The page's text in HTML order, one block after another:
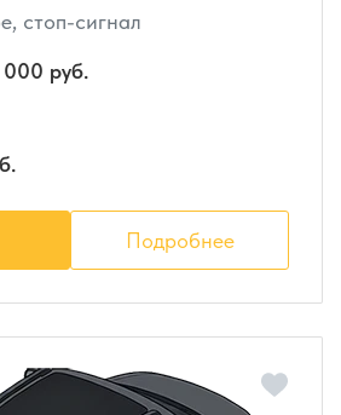
стоп-сигнал
руб.
Подробнее